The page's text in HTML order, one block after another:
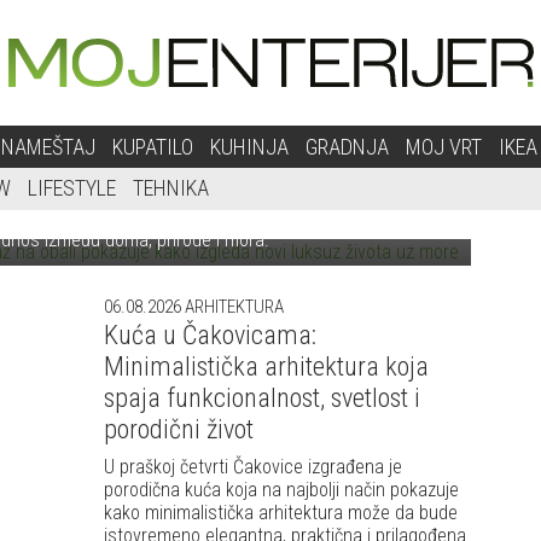
NAMEŠTAJ KUPATILO KUHINJA GRADNJA MOJ VRT IKEA
LIFESTYLE TEHNIKA
OBNOVLJENI PEJZAŽ NA OBALI
NOVI LUKSUZ ŽIVOTA UZ MORE
između doma, prirode i mora.
06.08.2026ARHITEKTURA
Kuća u Čakovicama:
Minimalistička arhitektura koja
spaja funkcionalnost, svetlost i
porodični život
U praškoj četvrti Čakovice izgrađena je
porodična kuća koja na najbolji način pokazuje
kako minimalistička arhitektura može da bude
istovremeno elegantna, praktična i prilagođena